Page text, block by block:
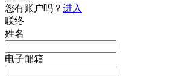
您有账户吗？ 进入
联络
姓名
电子邮箱